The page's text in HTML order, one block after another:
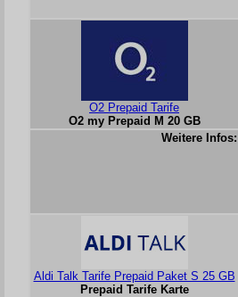
O2 Prepaid Tarife
O2 my Prepaid M 20 GB
Weitere Infos:
Aldi Talk Tarife Prepaid Paket S 25 GB
Prepaid Tarife Karte